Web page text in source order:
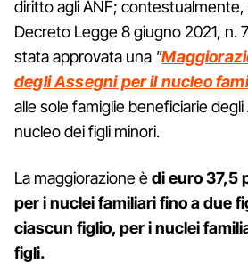
diritto agli ANF;
Decreto Legge 8 giugno 2021, n.
stata approvata una "
degli Assegni per il nucleo
alle sole famiglie beneficiarie
nucleo dei figli minori.
La maggiorazione èdi euro 37,5
per i nuclei familiari fino a due
ciascun figlio, per i nuclei
figli.